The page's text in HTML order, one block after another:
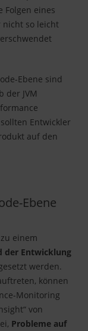
Folgen eines
nicht so leicht
Ebene sind
der JVM
Entwickler
auf den
Ebene
einem
der Entwicklung
werden.
können
Monitoring
von
Probleme auf